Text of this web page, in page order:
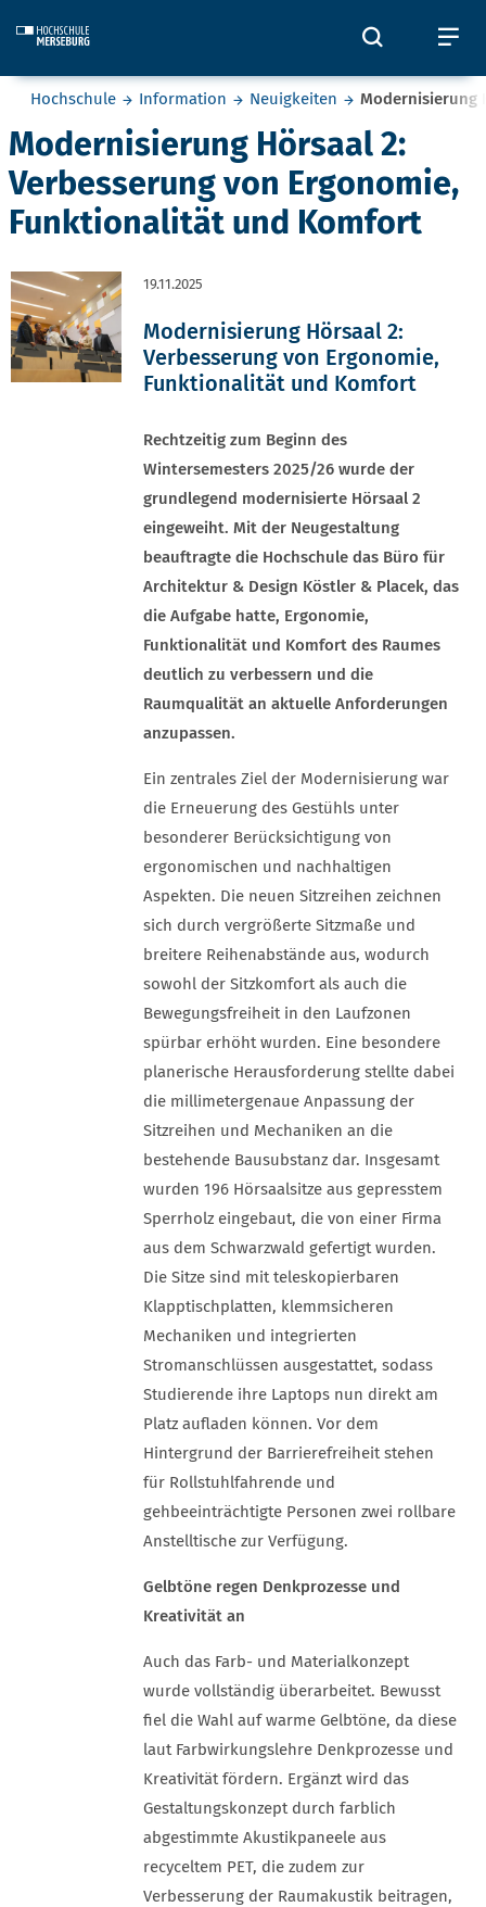
Öffnet
Sie befinden sich hier:
Hochschule Information Neuigkeiten Modernisierung
Modernisierung Hörsaal 2:
Verbesserung von Ergonomie,
Funktionalität und Komfort
19.11.2025
Modernisierung Hörsaal 2:
Verbesserung von Ergonomie,
Funktionalität und Komfort
Rechtzeitig zum Beginn des
Wintersemesters 2025/26 wurde der
grundlegend modernisierte Hörsaal 2
eingeweiht. Mit der Neugestaltung
beauftragte die Hochschule das Büro für
Architektur & Design Köstler & Placek, das
die Aufgabe hatte, Ergonomie,
Funktionalität und Komfort des Raumes
deutlich zu verbessern und die
Raumqualität an aktuelle Anforderungen
anzupassen.
Ein zentrales Ziel der Modernisierung war
die Erneuerung des Gestühls unter
besonderer Berücksichtigung von
ergonomischen und nachhaltigen
Aspekten. Die neuen Sitzreihen zeichnen
sich durch vergrößerte Sitzmaße und
breitere Reihenabstände aus, wodurch
sowohl der Sitzkomfort als auch die
Bewegungsfreiheit in den Laufzonen
spürbar erhöht wurden. Eine besondere
planerische Herausforderung stellte dabei
die millimetergenaue Anpassung der
Sitzreihen und Mechaniken an die
bestehende Bausubstanz dar. Insgesamt
wurden 196 Hörsaalsitze aus gepresstem
Sperrholz eingebaut, die von einer Firma
aus dem Schwarzwald gefertigt wurden.
Die Sitze sind mit teleskopierbaren
Klapptischplatten, klemmsicheren
Mechaniken und integrierten
Stromanschlüssen ausgestattet, sodass
Studierende ihre Laptops nun direkt am
Platz aufladen können. Vor dem
Hintergrund der Barrierefreiheit stehen
für Rollstuhlfahrende und
gehbeeinträchtigte Personen zwei rollbare
Anstelltische zur Verfügung.
Gelbtöne regen Denkprozesse und
Kreativität an
Auch das Farb- und Materialkonzept
wurde vollständig überarbeitet. Bewusst
fiel die Wahl auf warme Gelbtöne, da diese
laut Farbwirkungslehre Denkprozesse und
Kreativität fördern. Ergänzt wird das
Gestaltungskonzept durch farblich
abgestimmte Akustikpaneele aus
recyceltem PET, die zudem zur
Verbesserung der Raumakustik beitragen,